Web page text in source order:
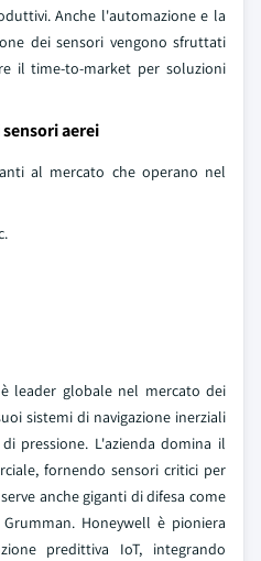
Anche l'automazione e la
dei sensori vengono sfruttati
il time-to-market per soluzioni
aerei
al mercato che operano nel
leader globale nel mercato dei
sistemi di navigazione inerziali
pressione. L'azienda domina il
fornendo sensori critici per
anche giganti di difesa come
Honeywell è pioniera
predittiva IoT, integrando